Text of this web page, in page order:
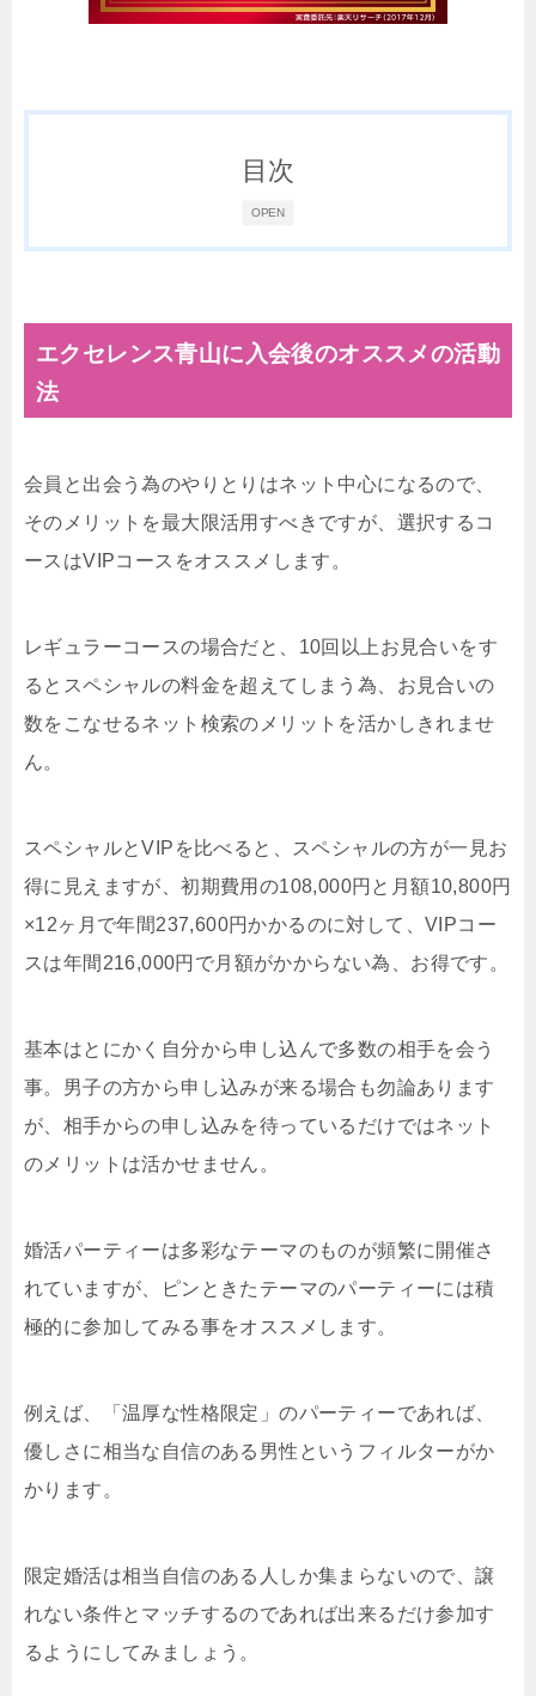
OPEN
目次
エクセレンス青山に入会後のオススメの活動
法
会員と出会う為のやりとりはネット中心になるので、
そのメリットを最大限活用すべきですが、選択するコ
ースはVIPコースをオススメします。
レギュラーコースの場合だと、10回以上お見合いをす
るとスペシャルの料金を超えてしまう為、お見合いの
数をこなせるネット検索のメリットを活かしきれませ
ん。
スペシャルとVIPを比べると、スペシャルの方が一見お
得に見えますが、初期費用の108,000円と月額10,800円
×12ヶ月で年間237,600円かかるのに対して、VIPコー
スは年間216,000円で月額がかからない為、お得です。
基本はとにかく自分から申し込んで多数の相手を会う
事。男子の方から申し込みが来る場合も勿論あります
が、相手からの申し込みを待っているだけではネット
のメリットは活かせません。
婚活パーティーは多彩なテーマのものが頻繁に開催さ
れていますが、ピンときたテーマのパーティーには積
極的に参加してみる事をオススメします。
例えば、「温厚な性格限定」のパーティーであれば、
優しさに相当な自信のある男性というフィルターがか
かります。
限定婚活は相当自信のある人しか集まらないので、譲
れない条件とマッチするのであれば出来るだけ参加す
るようにしてみましょう。